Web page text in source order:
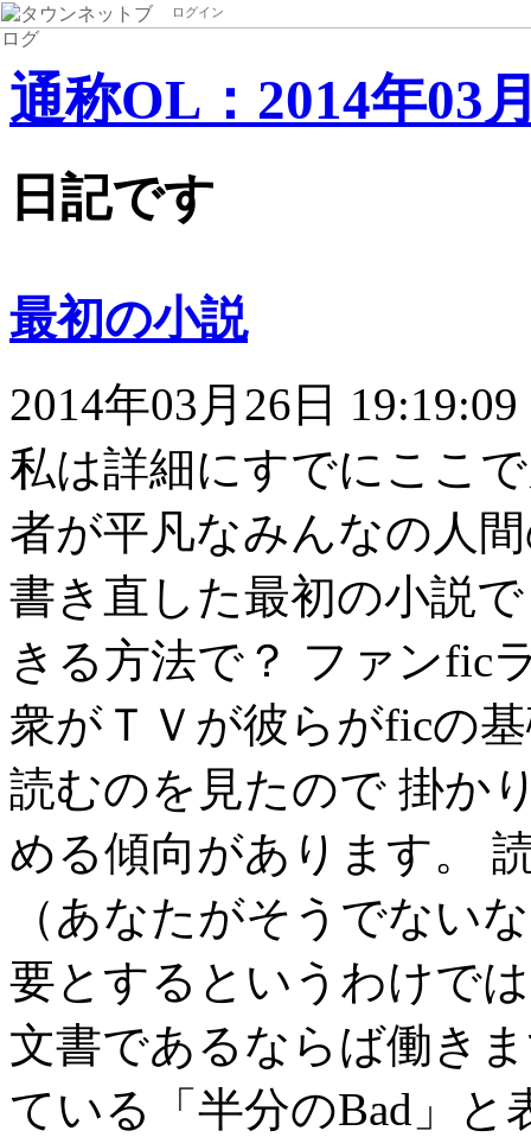
ログイン
通称OL：2014年03
日記です
最初の小説
2014年03月26日 19:19:09
私は詳細にすでにここ
者が平凡なみんなの人
書き直した最初の小説
きる方法で？ ファンfic
衆がＴＶが彼らがficの
読むのを見たので 掛か
める傾向があります。
（あなたがそうでない
要とするというわけで
文書であるならば働き
ている「半分のBad」